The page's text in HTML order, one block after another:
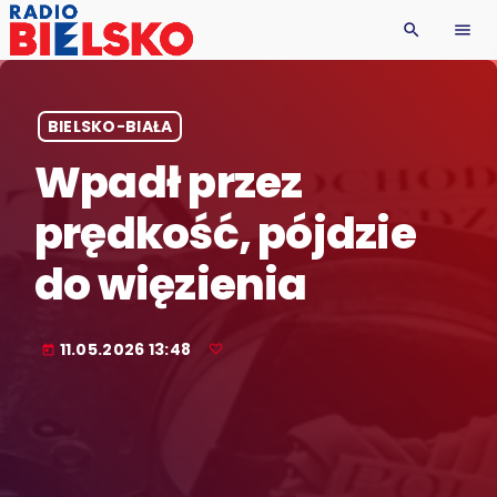
search menu
BIELSKO-BIAŁA
Wpadł przez
prędkość, pójdzie
do więzienia
today 11.05.2026 13:48